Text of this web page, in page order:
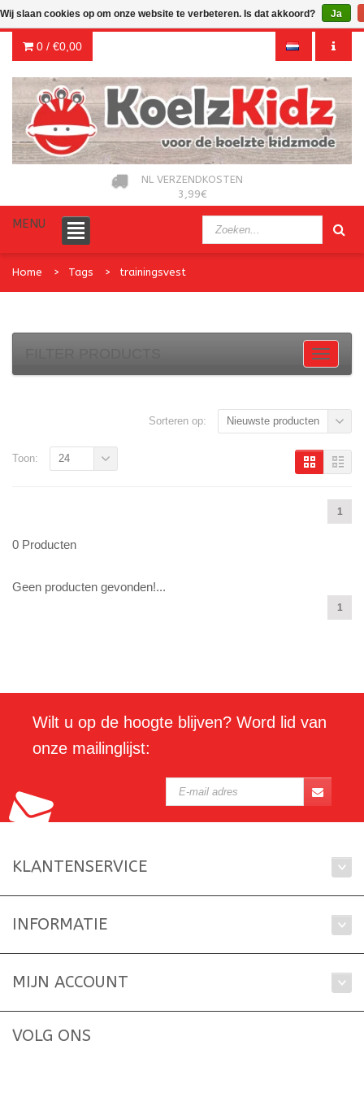
0 / €0,00
NL VERZENDKOSTEN
3,99€
MENU
Home Tags trainingsvest
Sorteren op: Nieuwste producten
1
Toon: 24
0 Producten
Geen producten gevonden!...
1
Wilt u op de hoogte blijven? Word lid van
onze mailinglijst:
KLANTENSERVICE
INFORMATIE
MIJN ACCOUNT
VOLG ONS
Wij slaan cookies op om onze website te verbeteren. Is dat akkoord? Ja